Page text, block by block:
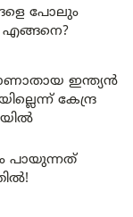
പോലും
എങ്ങനെ?
ഇന്ത്യൻ
കേന്ദ്ര
പായുന്നത്